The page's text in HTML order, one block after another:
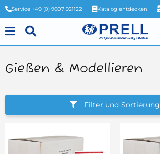
Service +49 (0) 9607 921122 Katalog entdecken
Gießen & Modellieren
Filter und Sortierung